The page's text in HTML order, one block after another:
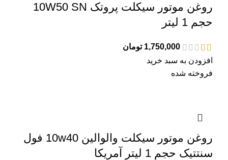
روغن موتور سیکلت پروتک 10W50 SN
حجم 1 لیتر
1,750,000 تومان
افزودن به سبد خرید
فروخته شده
روغن موتور سیکلت والوالین 10w40 فول
سنتتیک حجم 1 لیتر آمریکا